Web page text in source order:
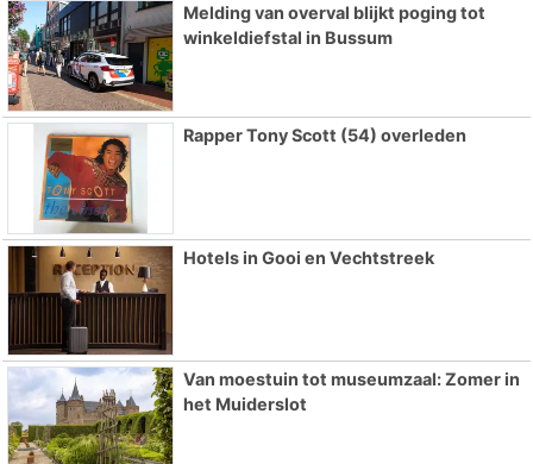
Melding van overval blijkt poging tot
winkeldiefstal in Bussum
Rapper Tony Scott (54) overleden
Hotels in Gooi en Vechtstreek
Van moestuin tot museumzaal: Zomer in
het Muiderslot